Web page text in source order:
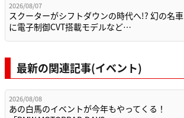
2026/08/07
スクーターがシフトダウンの時代へ!? 幻の名車
に電子制御CVT搭載モデルなど…
最新の関連記事(イベント)
2026/08/08
あの白馬のイベントが今年もやってくる！